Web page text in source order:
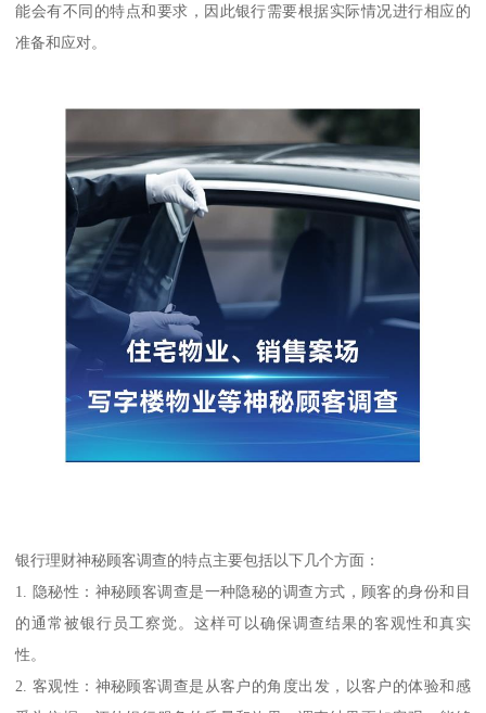
能会有不同的特点和要求，因此银行需要根据实际情况进行相应的
准备和应对。
银行理财神秘顾客调查的特点主要包括以下几个方面：
1. 隐秘性：神秘顾客调查是一种隐秘的调查方式，顾客的身份和目
的通常被银行员工察觉。这样可以确保调查结果的客观性和真实
性。
2. 客观性：神秘顾客调查是从客户的角度出发，以客户的体验和感